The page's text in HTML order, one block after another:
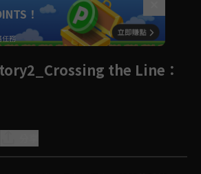
！
任務
the Line ：